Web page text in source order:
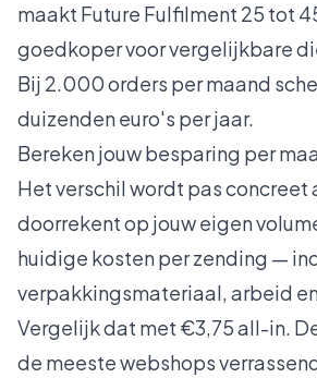
maakt Future Fulfilment 25 tot
goedkoper voor vergelijkbare
Bij 2.000 orders per maand
duizenden euro's per jaar.
Bereken jouw besparing per
Het verschil wordt pas concreet
doorrekent op jouw eigen
huidige kosten per zending —
verpakkingsmateriaal, arbeid
Vergelijk dat met €3,75 all-in.
de meeste webshops